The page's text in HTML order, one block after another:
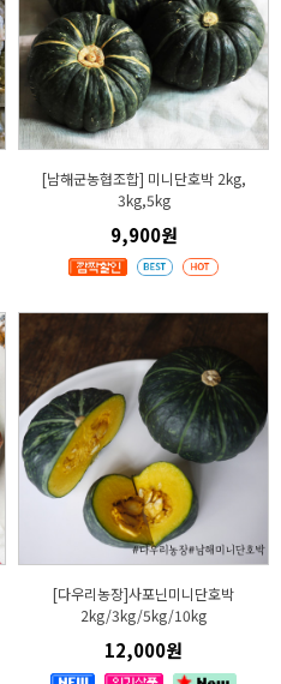
[남해군농협조합] 미니단호박 2kg,
3kg,5kg
9,900원
[다우리농장]사포닌미니단호박
2kg/3kg/5kg/10kg
12,000원